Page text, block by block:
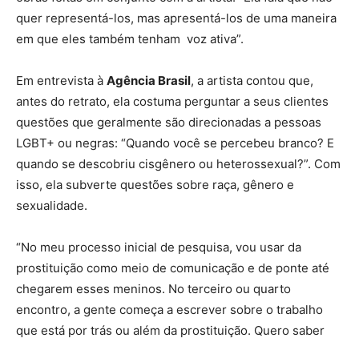
quer representá-los, mas apresentá-los de uma maneira
em que eles também tenham voz ativa”.
Em entrevista à Agência Brasil, a artista contou que,
antes do retrato, ela costuma perguntar a seus clientes
questões que geralmente são direcionadas a pessoas
LGBT+ ou negras: “Quando você se percebeu branco? E
quando se descobriu cisgênero ou heterossexual?”. Com
isso, ela subverte questões sobre raça, gênero e
sexualidade.
“No meu processo inicial de pesquisa, vou usar da
prostituição como meio de comunicação e de ponte até
chegarem esses meninos. No terceiro ou quarto
encontro, a gente começa a escrever sobre o trabalho
que está por trás ou além da prostituição. Quero saber